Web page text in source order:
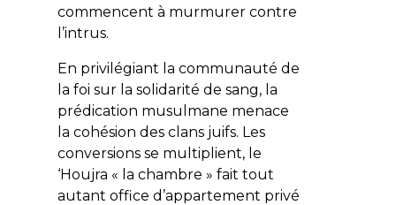
commencent à murmurer contre
l’intrus.
En privilégiant la communauté de
la foi sur la solidarité de sang, la
prédication musulmane menace
la cohésion des clans juifs. Les
conversions se multiplient, le
‘Houjra « la chambre » fait tout
autant office d’appartement privé